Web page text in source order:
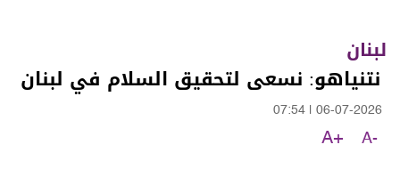
لبنان
​ نتنياهو: نسعى لتحقيق السلام في لبنان
06-07-2026
07:54
A-
A+